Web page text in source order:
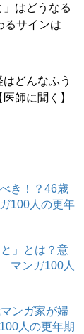
はどうなる
るサインは
どんなふう
師に聞く】
き！？46歳
100人の更年
」とは？意
マンガ100人
ンガ家が婦
人の更年期